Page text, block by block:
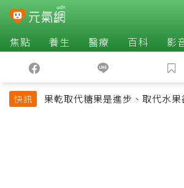
焦點 養生 醫療 百科 影
快訊
果乾取代糖果是進步、取代水